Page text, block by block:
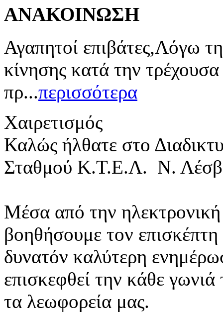
ΑΝΑΚΟΙΝΩΣΗ
Αγαπητοί επιβάτες,Λόγω
κίνησης κατά την
πρ...περισσότερα
Χαιρετισμός
Καλώς ήλθατε στο
Σταθμού Κ.Τ.Ε.Λ. Ν.
Μέσα από την ηλεκτρονική
βοηθήσουμε τον
δυνατόν καλύτερη
επισκεφθεί την κάθε
τα λεωφορεία μας.